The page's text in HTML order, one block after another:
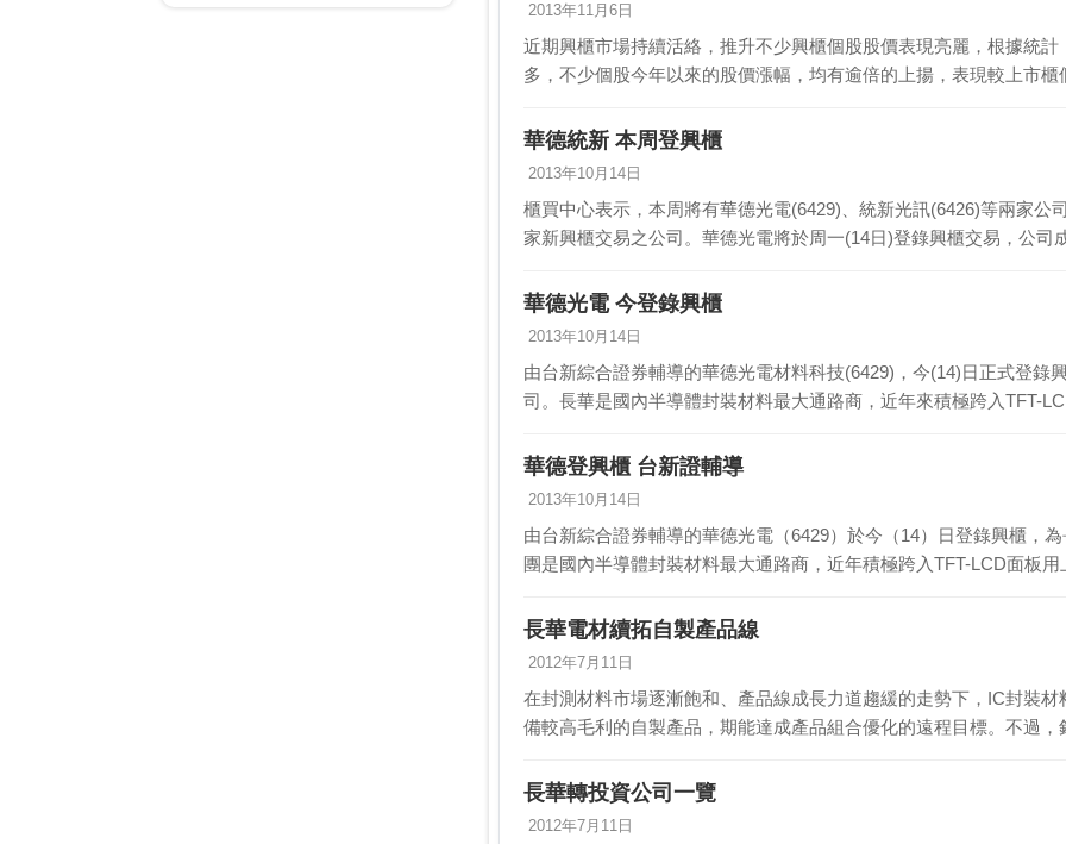
2013年11月6日
近期興櫃市場持續活絡，推升不少興櫃個股股價表現亮麗，根據統
多，不少個股今年以來的股價漲幅，均有逾倍的上揚，表現較上市
華德統新 本周登興櫃
2013年10月14日
櫃買中心表示，本周將有華德光電(6429)、統新光訊(6426)等兩家公
家新興櫃交易之公司。華德光電將於周一(14日)登錄興櫃交易，公
華德光電 今登錄興櫃
2013年10月14日
由台新綜合證券輔導的華德光電材料科技(6429)，今(14)日正式登錄
司。長華是國內半導體封裝材料最大通路商，近年來積極跨入TFT-
華德登興櫃 台新證輔導
2013年10月14日
由台新綜合證券輔導的華德光電（6429）於今（14）日登錄興櫃，
團是國內半導體封裝材料最大通路商，近年積極跨入TFT-LCD面板
長華電材續拓自製產品線
2012年7月11日
在封測材料市場逐漸飽和、產品線成長力道趨緩的走勢下，IC封裝
備較高毛利的自製產品，期能達成產品組合優化的遠程目標。不過
長華轉投資公司一覽
2012年7月11日